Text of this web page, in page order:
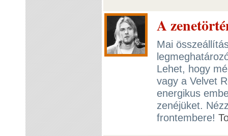
A
Mai
Lehet, hogy
vagy a Velvet
energikus
zenéjüket.
frontembere!